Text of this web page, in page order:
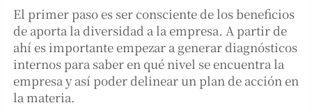
El primer paso es ser consciente de los beneficios
de aporta la diversidad a la empresa. A partir de
ahí es importante empezar a generar diagnósticos
internos para saber en qué nivel se encuentra la
empresa y así poder delinear un plan de acción en
la materia.